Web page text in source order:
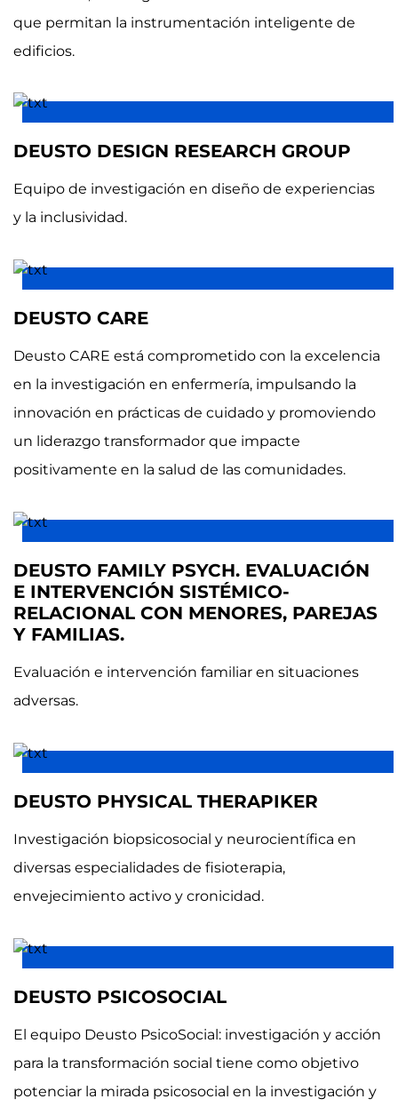
que permitan la instrumentación inteligente de
edificios.
DEUSTO DESIGN RESEARCH GROUP
Equipo de investigación en diseño de experiencias
y la inclusividad.
DEUSTO CARE
Deusto CARE está comprometido con la excelencia
en la investigación en enfermería, impulsando la
innovación en prácticas de cuidado y promoviendo
un liderazgo transformador que impacte
positivamente en la salud de las comunidades.
DEUSTO FAMILY PSYCH. EVALUACIÓN
E INTERVENCIÓN SISTÉMICO-
RELACIONAL CON MENORES, PAREJAS
Y FAMILIAS.
Evaluación e intervención familiar en situaciones
adversas.
DEUSTO PHYSICAL THERAPIKER
Investigación biopsicosocial y neurocientífica en
diversas especialidades de fisioterapia,
envejecimiento activo y cronicidad.
DEUSTO PSICOSOCIAL
El equipo Deusto PsicoSocial: investigación y acción
para la transformación social tiene como objetivo
potenciar la mirada psicosocial en la investigación y